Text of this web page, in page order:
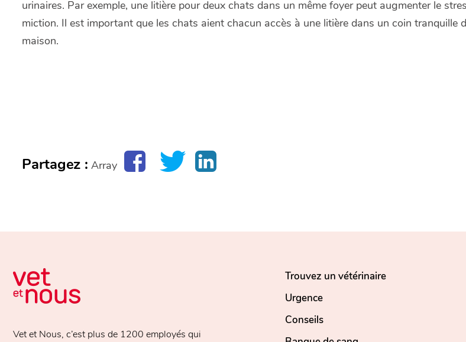
urinaires. Par exemple, une litière pour deux chats dans un même foyer peut augmenter le
miction. Il est important que les chats aient chacun accès à une litière dans un coin tranquille
maison.
Partagez : Array
Vet et Nous, c’est plus de 1200 employés qui
Trouvez un vétérinaire
Urgence
Conseils